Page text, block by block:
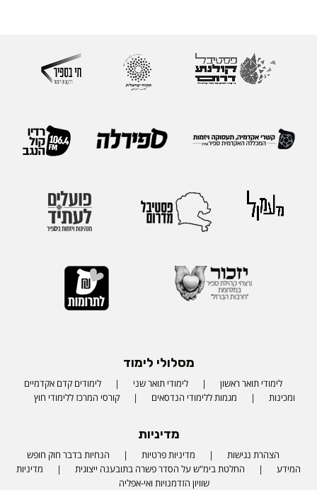
מסלולי לימוד
לימודי תואר ראשון לימודי תואר שני
לימודים קדם אקדמיים
ומכינות
מגמות ללימודי הנדסאים קורסי המרכז ללימודי חוץ
מדיניות
הצהרת נגישות מדיניות פרטיות
הנחיות בדבר חוק חופש
המידע
החלטת בימ"ש על הסדר פשרה בתובענה ייצוגית
מדיניות
שוויון הזדמנויות ואי-אפליה